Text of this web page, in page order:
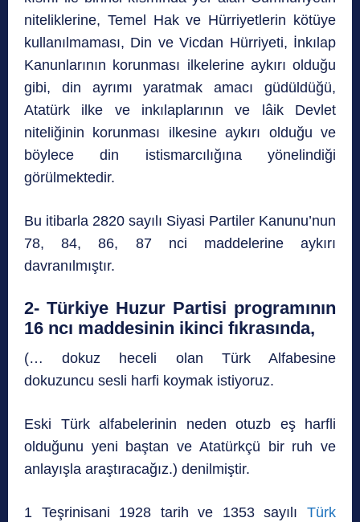
niteliklerine, Temel Hak ve Hürriyetlerin kötüye
kullanılmaması, Din ve Vicdan Hürriyeti, İnkılap
Kanunlarının korunması ilkelerine aykırı olduğu
gibi, din ayrımı yaratmak amacı güdüldüğü,
Atatürk ilke ve inkılaplarının ve lâik Devlet
niteliğinin korunması ilkesine aykırı olduğu ve
böylece din istismarcılığına yönelindiği
görülmektedir.
Bu itibarla 2820 sayılı Siyasi Partiler Kanunu’nun
78, 84, 86, 87 nci maddelerine aykırı
davranılmıştır.
2- Türkiye Huzur Partisi programının
16 ncı maddesinin ikinci fıkrasında,
(… dokuz heceli olan Türk Alfabesine
dokuzuncu sesli harfi koymak istiyoruz.
Eski Türk alfabelerinin neden otuzb eş harfli
olduğunu yeni baştan ve Atatürkçü bir ruh ve
anlayışla araştıracağız.) denilmiştir.
1 Teşrinisani 1928 tarih ve 1353 sayılı Türk